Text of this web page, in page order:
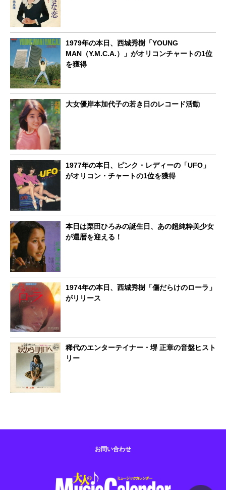
1979年の本日、西城秀樹「YOUNG
MAN（Y.M.C.A.）」がオリコンチャートの1位
を獲得
大女優岸本加代子の若き日のレコード活動
1977年の本日、ピンク・レディーの「UFO」
がオリコン・チャートの1位を獲得
本日は栗田ひろみの誕生日、あの超純粋美少女
が還暦を迎える！
1974年の本日、西城秀樹「傷だらけのローラ」
がリリース
稀代のエンターテイナー・堺 正章の音盤ヒスト
リー
お問い合わせ